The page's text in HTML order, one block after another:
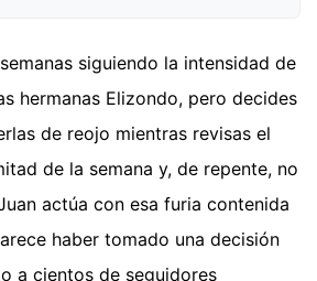
siguiendo la intensidad de
hermanas Elizondo, pero decides
de reojo mientras revisas el
de la semana y, de repente, no
actúa con esa furia contenida
haber tomado una decisión
a cientos de seguidores